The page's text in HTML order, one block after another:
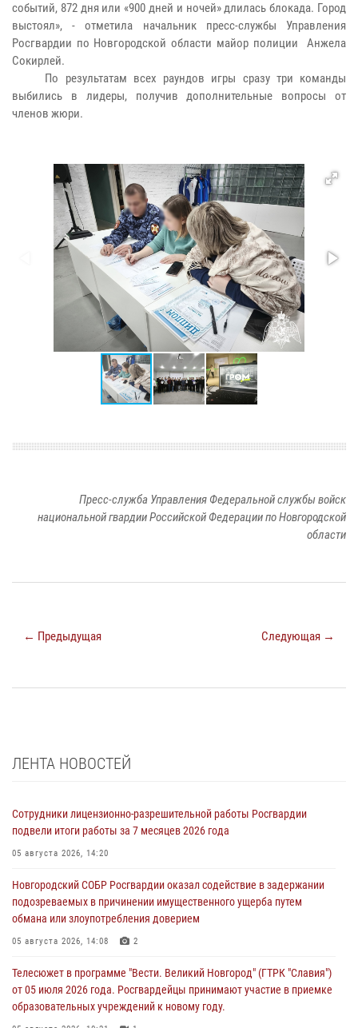
событий, 872 дня или «900 дней и ночей» длилась блокада. Город
выстоял», - отметила начальник пресс-службы Управления
Росгвардии по Новгородской области майор полиции Анжела
Сокирлей.
По результатам всех раундов игры сразу три команды
выбились в лидеры, получив дополнительные вопросы от
членов жюри.
Пресс-служба Управления Федеральной службы войск
национальной гвардии Российской Федерации по Новгородской
области
← Предыдущая Следующая →
ЛЕНТА НОВОСТЕЙ
Сотрудники лицензионно-разрешительной работы Росгвардии
подвели итоги работы за 7 месяцев 2026 года
05 августа 2026, 14:20
Новгородский СОБР Росгвардии оказал содействие в задержании
подозреваемых в причинении имущественного ущерба путем
обмана или злоупотребления доверием
05 августа 2026, 14:08 2
Телесюжет в программе "Вести. Великий Новгород" (ГТРК "Славия")
от 05 июля 2026 года. Росгвардейцы принимают участие в приемке
образовательных учреждений к новому году.